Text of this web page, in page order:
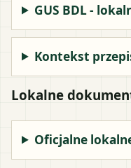
GUS BDL -
Kontekst
Lokalne
Oficjalne